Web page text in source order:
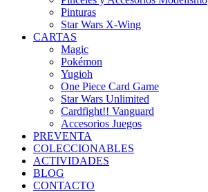
Pinturas
Star Wars X-Wing
CARTAS
Magic
Pokémon
Yugioh
One Piece Card Game
Star Wars Unlimited
Cardfight!! Vanguard
Accesorios Juegos
PREVENTA
COLECCIONABLES
ACTIVIDADES
BLOG
CONTACTO